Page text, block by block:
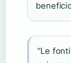
“Le